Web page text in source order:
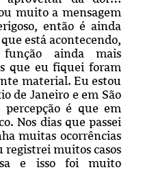
muito a mensagem
então é ainda
está acontecendo,
ainda mais
que eu fiquei foram
material. Eu estou
de Janeiro e em São
é que em
Nos dias que passei
muitas ocorrências
registrei muitos casos
e isso foi muito